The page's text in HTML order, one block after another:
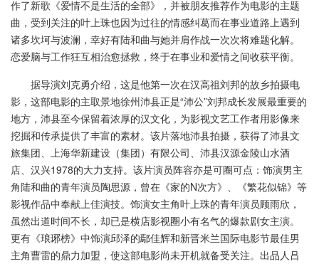
作了新歌《爱情不是生活的全部》，并被朋友推荐作为电影的主题
曲，受到关注的叶上珠也因为过往的情感纠葛而在事业道路上遇到
诸多坎坷与波澜，幸好有陆和曲与她并肩作战一次次将难题化解。
恋爱脑与工作狂互相治愈拯救，终于在事业和爱情之间收获平衡。
据导演刘克勇介绍，这是他第一次在汉高祖刘邦的故乡拍摄电
影，这部电影的主取景地徐州沛县正是“沛公”刘邦成长发展最重要的
地方，沛县至今保留着浓厚的汉文化，为影视文艺工作者用影像来
挖掘和传承提供了丰富的素材。该片落地沛县拍摄，获得了沛县文
旅集团、上海华新建设（集团）有限公司、沛县汉源金陵山水酒
店、汉兴1978的大力支持。该片演员阵容亦是可圈可点：饰演男主
角陆和曲的青年演员陶思源，曾在《家的N次方》、《繁花似锦》等
影视作品中奉献上佳演技。饰演女主角叶上珠的青年演员顾雨欣，
虽然出道时间不长，却已是横店影视圈小有名气的爆款剧女主演。
更有《琅琊榜》中饰演邱泽的鄢佳辉和新晋米兰国际电影节最佳男
主角曹雷的鼎力加盟，使这部电影尚未开机就备受关注。出品人吕